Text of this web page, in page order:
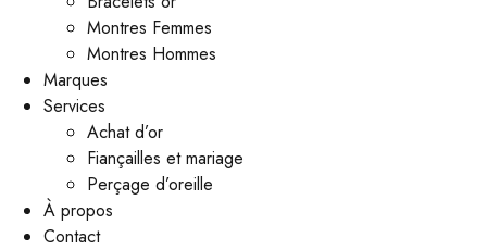
Montres Femmes
Montres Hommes
Marques
Services
Achat d’or
Fiançailles et mariage
Perçage d’oreille
À propos
Contact